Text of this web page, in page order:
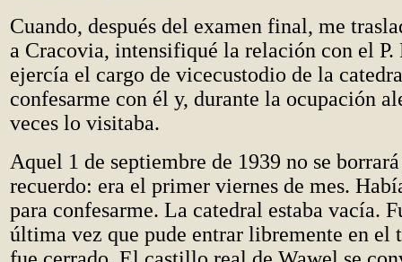
Cuando, después del examen final, me
a Cracovia, intensifiqué la relación con el
ejercía el cargo de vicecustodio de la
confesarme con él y, durante la ocupación
veces lo visitaba.
Aquel 1 de septiembre de 1939 no se
recuerdo: era el primer viernes de mes.
para confesarme. La catedral estaba vacía.
última vez que pude entrar libremente en el